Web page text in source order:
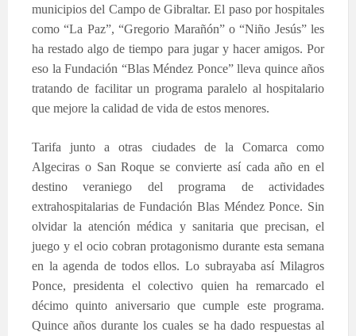
municipios del Campo de Gibraltar. El paso por hospitales
como “La Paz”, “Gregorio Marañón” o “Niño Jesús” les
ha restado algo de tiempo para jugar y hacer amigos. Por
eso la Fundación “Blas Méndez Ponce” lleva quince años
tratando de facilitar un programa paralelo al hospitalario
que mejore la calidad de vida de estos menores.
Tarifa junto a otras ciudades de la Comarca como
Algeciras o San Roque se convierte así cada año en el
destino veraniego del programa de actividades
extrahospitalarias de Fundación Blas Méndez Ponce. Sin
olvidar la atención médica y sanitaria que precisan, el
juego y el ocio cobran protagonismo durante esta semana
en la agenda de todos ellos. Lo subrayaba así Milagros
Ponce, presidenta el colectivo quien ha remarcado el
décimo quinto aniversario que cumple este programa.
Quince años durante los cuales se ha dado respuestas al